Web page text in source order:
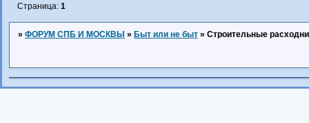
Страница: 1
» ФОРУМ СПБ И МОСКВЫ » Быт или не быт » Строительные